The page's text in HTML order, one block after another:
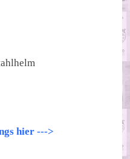
hier --->